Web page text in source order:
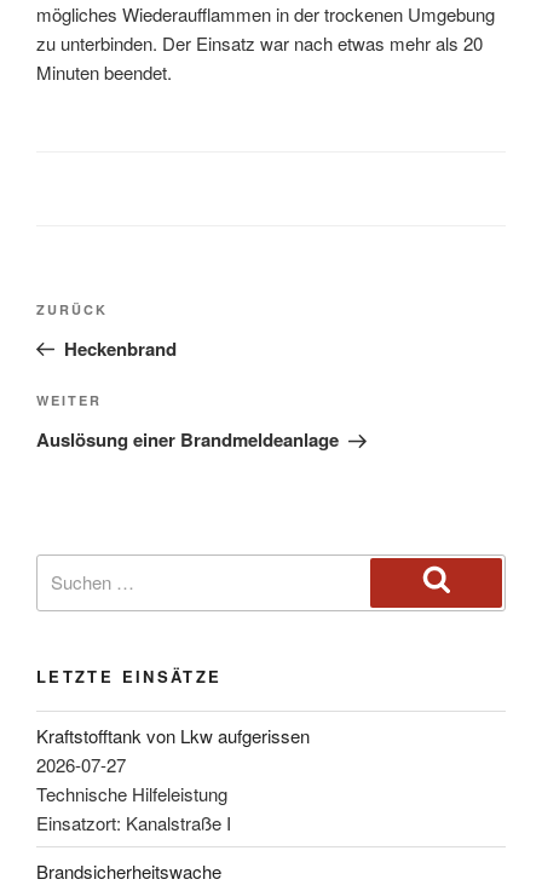
mögliches Wiederaufflammen in der trockenen Umgebung
zu unterbinden. Der Einsatz war nach etwas mehr als 20
Minuten beendet.
ZURÜCK
Heckenbrand
WEITER
Auslösung einer Brandmeldeanlage
LETZTE EINSÄTZE
Kraftstofftank von Lkw aufgerissen
2026-07-27
Technische Hilfeleistung
Einsatzort: Kanalstraße I
Brandsicherheitswache